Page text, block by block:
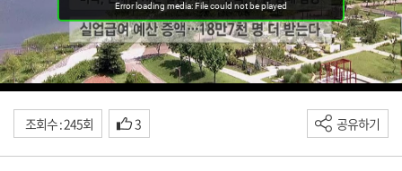
조회수 : 245회 3 공유하기